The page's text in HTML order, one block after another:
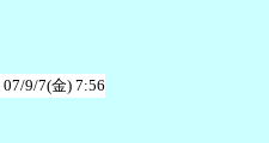
07/9/7(金) 7:56